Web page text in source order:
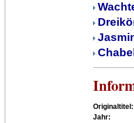
Originaltitel:
Jahr: